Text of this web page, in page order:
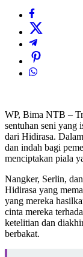
WP, Bima NTB –
sentuhan seni yang
dari Hidirasa.
dan indah bagi
menciptakan piala
Nangker, Serlin,
Hidirasa yang
yang mereka
cinta mereka
ketelitian dan
berbakat.